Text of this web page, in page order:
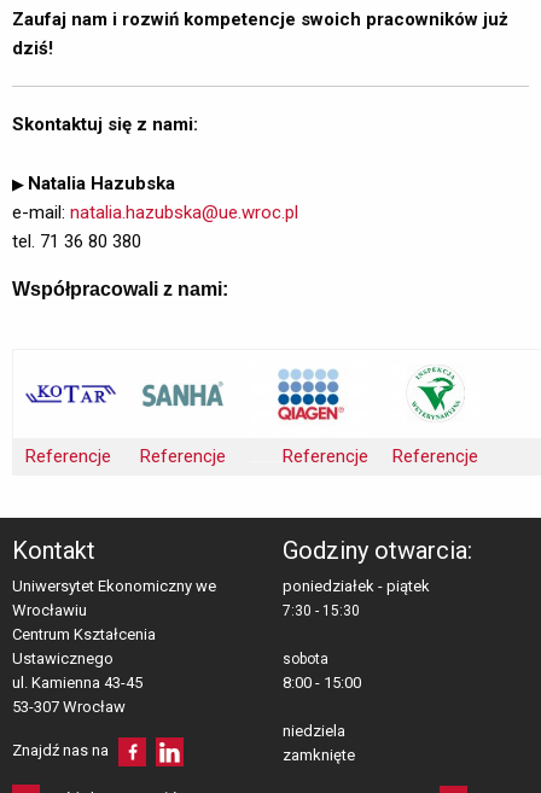
Zaufaj nam i rozwiń kompetencje swoich pracowników już
dziś!
Skontaktuj się z nami:
▶ Natalia Hazubska
e-mail: natalia.hazubska@ue.wroc.pl
tel. 71 36 80 380
Współpracowali z nami:
Referencje Referencje Referencje Referencje
Kontakt
Uniwersytet Ekonomiczny we
Wrocławiu
Centrum Kształcenia
Ustawicznego
ul. Kamienna 43-45
53-307 Wrocław
Znajdź nas na
Godziny otwarcia:
poniedziałek - piątek
7:30 - 15:30
sobota
8:00 - 15:00
niedziela
zamknięte